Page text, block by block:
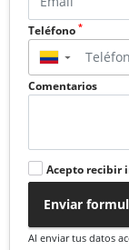
Teléfono *
▼
Comentarios
Acepto recibir
Enviar
Al enviar tus datos